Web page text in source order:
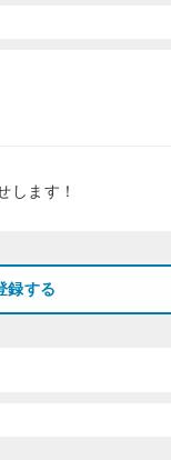
します！
録する